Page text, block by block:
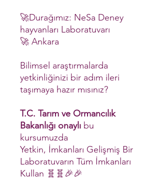
🚀Durağımız: NeSa Deney
hayvanları Laboratuvarı
🚀 Ankara
Bilimsel araştırmalarda
yetkinliğinizi bir adım ileri
taşımaya hazır mısınız?
T.C. Tarım ve Ormancılık
Bakanlığı onaylı bu
kursumuzda
Yetkin, İmkanları Gelişmiş Bir
Laboratuvarın Tüm İmkanları
Kullan 🧬🧬🎉🎉